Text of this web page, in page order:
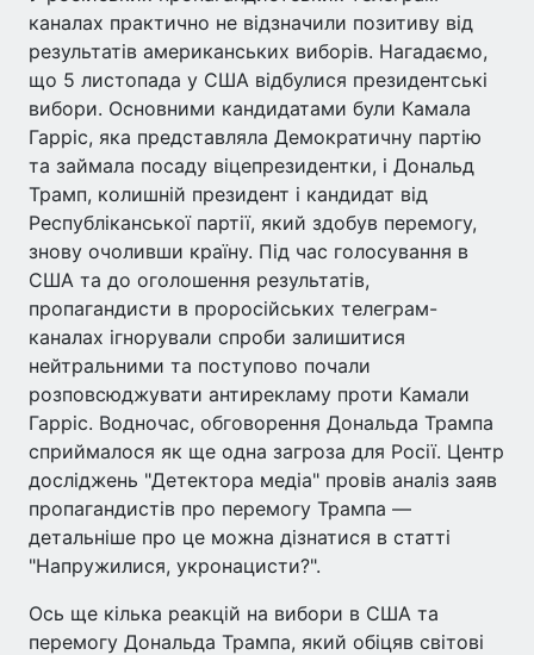
каналах практично не відзначили позитиву від
результатів американських виборів. Нагадаємо,
що 5 листопада у США відбулися президентські
вибори. Основними кандидатами були Камала
Гарріс, яка представляла Демократичну партію
та займала посаду віцепрезидентки, і Дональд
Трамп, колишній президент і кандидат від
Республіканської партії, який здобув перемогу,
знову очоливши країну. Під час голосування в
США та до оголошення результатів,
пропагандисти в проросійських телеграм-
каналах ігнорували спроби залишитися
нейтральними та поступово почали
розповсюджувати антирекламу проти Камали
Гарріс. Водночас, обговорення Дональда Трампа
сприймалося як ще одна загроза для Росії. Центр
досліджень "Детектора медіа" провів аналіз заяв
пропагандистів про перемогу Трампа —
детальніше про це можна дізнатися в статті
"Напружилися, укронацисти?".
Ось ще кілька реакцій на вибори в США та
перемогу Дональда Трампа, який обіцяв світові